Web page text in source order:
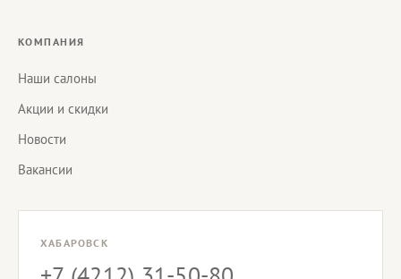
КОМПАНИЯ
Наши салоны
Акции и скидки
Новости
Вакансии
ХАБАРОВСК